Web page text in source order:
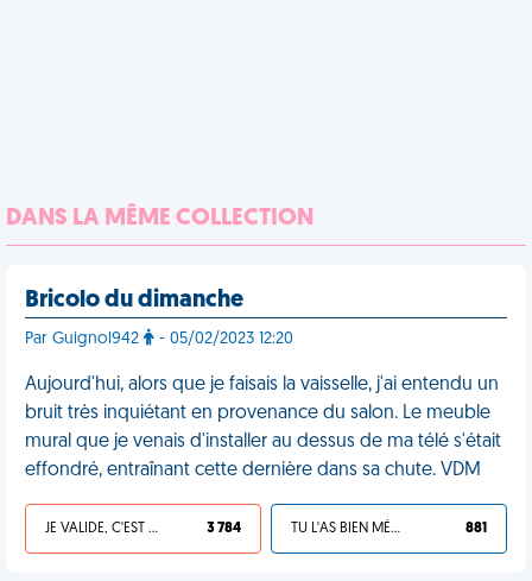
DANS LA MÊME COLLECTION
Bricolo du dimanche
Par Guignol942 - 05/02/2023 12:20
Aujourd'hui, alors que je faisais la vaisselle, j'ai entendu un
bruit très inquiétant en provenance du salon. Le meuble
mural que je venais d'installer au dessus de ma télé s'était
effondré, entraînant cette dernière dans sa chute. VDM
JE VALIDE, C'EST UNE VDM 3 784 TU L'AS BIEN MÉRITÉ 881